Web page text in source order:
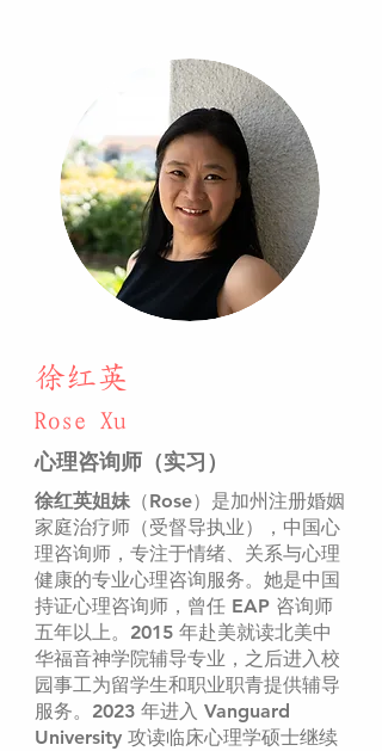
徐红英
Rose Xu
心理咨询师（实习）
徐红英姐妹（Rose）是加州注册婚姻
家庭治疗师（受督导执业），中国心
理咨询师，专注于情绪、关系与心理
健康的专业心理咨询服务。她是中国
持证心理咨询师，曾任 EAP 咨询师
五年以上。2015 年赴美就读北美中
华福音神学院辅导专业，之后进入校
园事工为留学生和职业职青提供辅导
服务。2023 年进入 Vanguard
University 攻读临床心理学硕士继续